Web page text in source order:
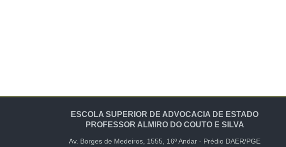
ESCOLA SUPERIOR DE ADVOCACIA DE ESTADO
PROFESSOR ALMIRO DO COUTO E SILVA
Av. Borges de Medeiros, 1555, 16º Andar - Prédio DAER/PGE